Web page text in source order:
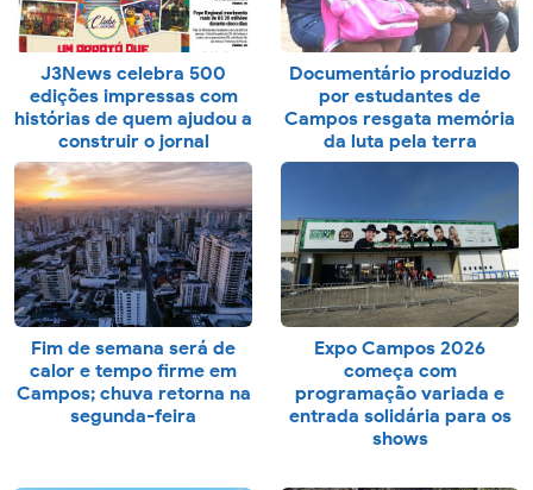
J3News celebra 500
edições impressas com
histórias de quem ajudou a
construir o jornal
Documentário produzido
por estudantes de
Campos resgata memória
da luta pela terra
Fim de semana será de
calor e tempo firme em
Campos; chuva retorna na
segunda-feira
Expo Campos 2026
começa com
programação variada e
entrada solidária para os
shows